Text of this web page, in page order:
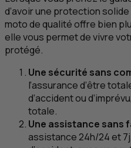
d’avoir une protection
moto de qualité offre bien
elle vous permet de vivre
protégé.
Une sécurité sans
l’assurance d’être
d’accident ou
totale.
Une assistance sans
assistance 24h/24 et